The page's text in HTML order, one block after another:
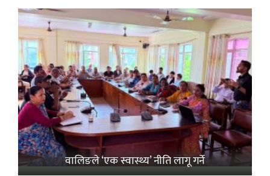
वालिङले ‘एक स्वास्थ्य’ नीति लागू गर्ने